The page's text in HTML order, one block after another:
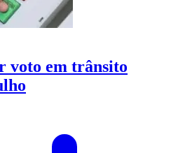
voto em trânsito